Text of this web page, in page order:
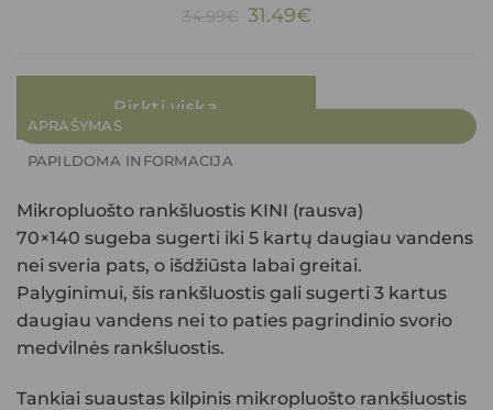
Original
34.99€.
31.49€Current
31.49€.
Pirkti viską
APRAŠYMAS
PAPILDOMA INFORMACIJA
Mikropluošto rankšluostis KINI (rausva)
70×140 sugeba sugerti iki 5 kartų daugiau vandens
nei sveria pats, o išdžiūsta labai greitai.
Palyginimui, šis rankšluostis gali sugerti 3 kartus
daugiau vandens nei to paties pagrindinio svorio
medvilnės rankšluostis.
Tankiai suaustas kilpinis mikropluošto rankšluostis